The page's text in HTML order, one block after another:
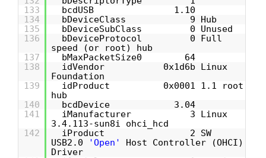
133
bcdUSB 1.10
134
bDeviceClass 9 Hub
135
bDeviceSubClass 0 Unused
136
bDeviceProtocol 0 Full
speed (or root) hub
137
bMaxPacketSize0 64
138
idVendor 0x1d6b Linux
Foundation
139
idProduct 0x0001 1.1 root
hub
140
bcdDevice 3.04
141
iManufacturer 3 Linux
3.4.113-sun8i ohci_hcd
142
iProduct 2 SW
USB2.0
'Open'
Host Controller (OHCI)
Driver